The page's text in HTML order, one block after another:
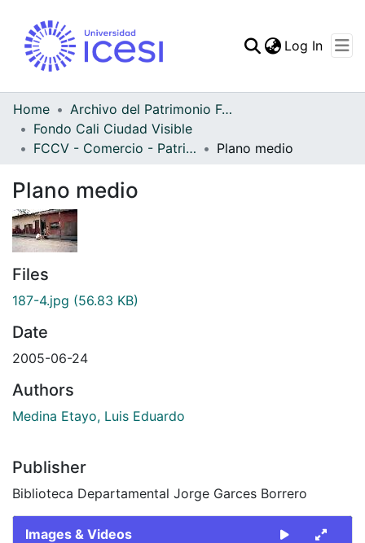
Log In
Home
Archivo del Patrimonio Fotográfico y Fílmico del Valle del Cauca
Fondo Cali Ciudad Visible
FCCV - Comercio - Patrimonial
Plano medio
Plano medio
Files
187-4.jpg (56.83 KB)
Date
2005-06-24
Authors
Medina Etayo, Luis Eduardo
Publisher
Biblioteca Departamental Jorge Garces Borrero
Images & Videos